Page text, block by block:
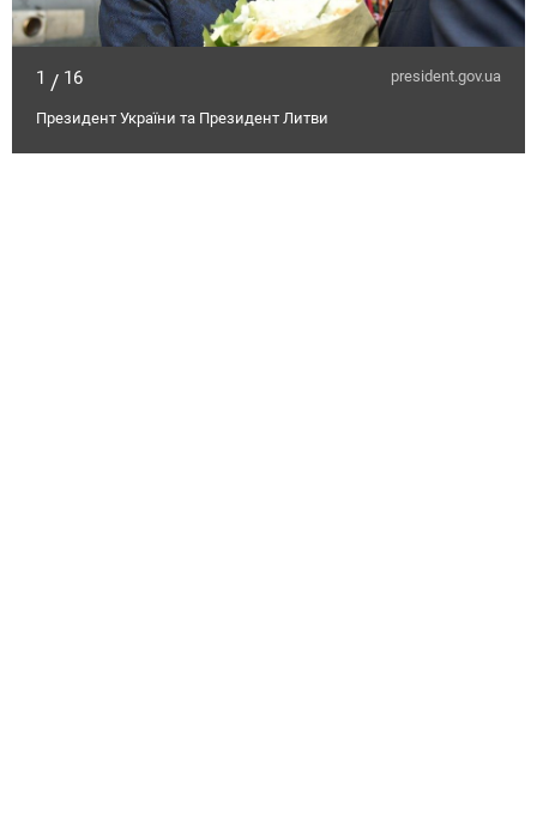
1 / 16 president.gov.ua
Президент України та Президент Литви